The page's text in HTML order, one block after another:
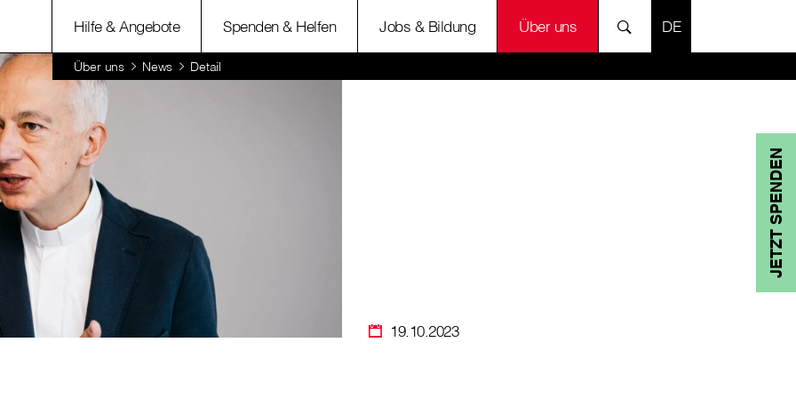
Hilfe & Angebote Spenden & Helfen Jobs & Bildung Über uns SPRACHE
Über uns News Detail
JETZT SPENDEN
19.10.2023